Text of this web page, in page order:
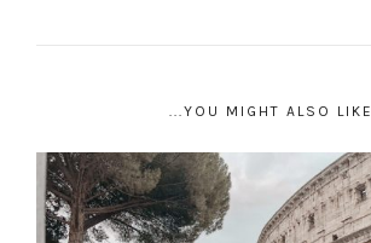
YOU MIGHT ALSO LIKE...